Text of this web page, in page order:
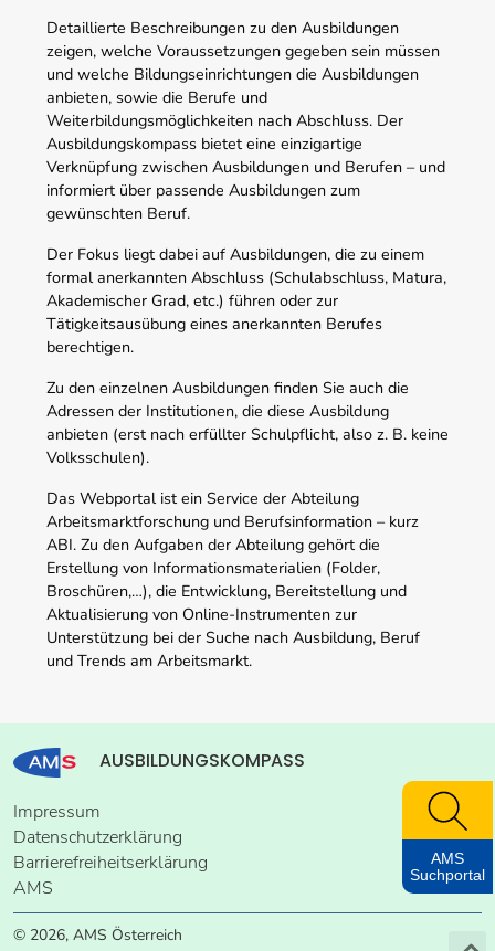
Detaillierte Beschreibungen zu den Ausbildungen
zeigen, welche Voraussetzungen gegeben sein müssen
und welche Bildungseinrichtungen die Ausbildungen
anbieten, sowie die Berufe und
Weiterbildungsmöglichkeiten nach Abschluss. Der
Ausbildungskompass bietet eine einzigartige
Verknüpfung zwischen Ausbildungen und Berufen – und
informiert über passende Ausbildungen zum
gewünschten Beruf.
Der Fokus liegt dabei auf Ausbildungen, die zu einem
formal anerkannten Abschluss (Schulabschluss, Matura,
Akademischer Grad, etc.) führen oder zur
Tätigkeitsausübung eines anerkannten Berufes
berechtigen.
Zu den einzelnen Ausbildungen finden Sie auch die
Adressen der Institutionen, die diese Ausbildung
anbieten (erst nach erfüllter Schulpflicht, also z. B. keine
Volksschulen).
Das Webportal ist ein Service der Abteilung
Arbeitsmarktforschung und Berufsinformation – kurz
ABI. Zu den Aufgaben der Abteilung gehört die
Erstellung von Informationsmaterialien (Folder,
Broschüren,…), die Entwicklung, Bereitstellung und
Aktualisierung von Online-Instrumenten zur
Unterstützung bei der Suche nach Ausbildung, Beruf
und Trends am Arbeitsmarkt.
AUSBILDUNGSKOMPASS
Impressum
Datenschutzerklärung
Barrierefreiheitserklärung
AMS
© 2026, AMS Österreich
AMS
Suchportal